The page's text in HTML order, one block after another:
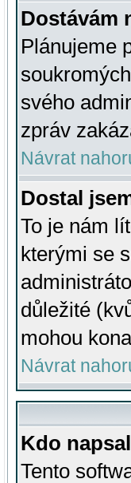
Dostávám
Plánujeme
svého
zpráv
Návrat
Dostal
To je nám
kterými se
důležité
mohou
Návrat
Kdo
Tento